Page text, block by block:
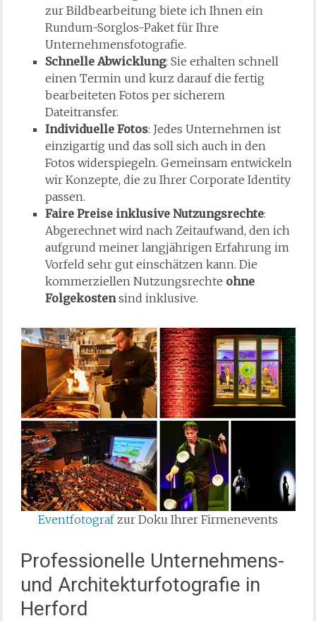
zur Bildbearbeitung biete ich Ihnen ein
Rundum-Sorglos-Paket für Ihre
Unternehmensfotografie.
Schnelle Abwicklung: Sie erhalten schnell
einen Termin und kurz darauf die fertig
bearbeiteten Fotos per sicherem
Dateitransfer.
Individuelle Fotos: Jedes Unternehmen ist
einzigartig und das soll sich auch in den
Fotos widerspiegeln. Gemeinsam entwickeln
wir Konzepte, die zu Ihrer Corporate Identity
passen.
Faire Preise inklusive Nutzungsrechte:
Abgerechnet wird nach Zeitaufwand, den ich
aufgrund meiner langjährigen Erfahrung im
Vorfeld sehr gut einschätzen kann. Die
kommerziellen Nutzungsrechte ohne
Folgekostensind inklusive.
Eventfotograf zur Doku Ihrer Firmenevents
Professionelle Unternehmens-
und Architekturfotografie in
Herford